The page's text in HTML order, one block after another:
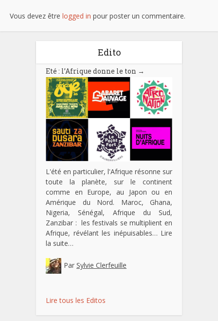
Vous devez être logged in pour poster un commentaire.
Edito
Eté : l’Afrique donne le ton →
L'été en particulier, l'Afrique résonne sur
toute la planète, sur le continent
comme en Europe, au Japon ou en
Amérique du Nord. Maroc, Ghana,
Nigeria, Sénégal, Afrique du Sud,
Zanzibar : les festivals se multiplient en
Afrique, révélant les inépuisables… Lire
la suite…
Par Sylvie Clerfeuille
Lire tous les Editos